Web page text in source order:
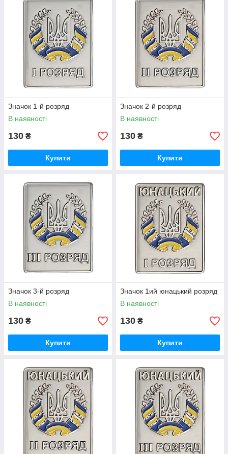
Значок 1-й розряд
В наявності
130 ₴
Купити
Значок 2-й розряд
В наявності
130 ₴
Купити
Значок 3-й розряд
В наявності
130 ₴
Купити
Значок 1ий юнацький розряд
В наявності
130 ₴
Купити